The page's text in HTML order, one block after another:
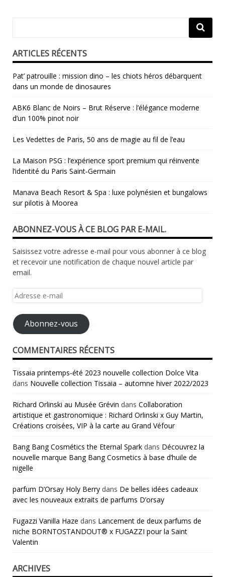
ARTICLES RÉCENTS
Pat’ patrouille : mission dino – les chiots héros débarquent
dans un monde de dinosaures
ABK6 Blanc de Noirs – Brut Réserve : l’élégance moderne
d’un 100% pinot noir
Les Vedettes de Paris, 50 ans de magie au fil de l’eau
La Maison PSG : l’expérience sport premium qui réinvente
l’identité du Paris Saint‑Germain
Manava Beach Resort & Spa : luxe polynésien et bungalows
sur pilotis à Moorea
ABONNEZ-VOUS À CE BLOG PAR E-MAIL.
Saisissez votre adresse e-mail pour vous abonner à ce blog
et recevoir une notification de chaque nouvel article par
email.
Adresse
mail
Abonnez-vous
COMMENTAIRES RÉCENTS
Tissaia printemps-été 2023 nouvelle collection Dolce Vita
dans Nouvelle collection Tissaia – automne hiver 2022/2023
Richard Orlinski au Musée Grévin dans Collaboration
artistique et gastronomique : Richard Orlinski x Guy Martin,
Créations croisées, VIP à la carte au Grand Véfour
Bang Bang Cosmétics the Eternal Spark dans Découvrez la
nouvelle marque Bang Bang Cosmetics à base d’huile de
nigelle
parfum D’Orsay Holy Berry dans De belles idées cadeaux
avec les nouveaux extraits de parfums D’orsay
Fugazzi Vanilla Haze dans Lancement de deux parfums de
niche BORNTOSTANDOUT® x FUGAZZI pour la Saint
Valentin
ARCHIVES